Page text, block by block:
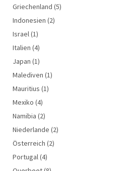
Griechenland (5)
Indonesien (2)
Israel(1)
Italien (4)
Japan (1)
Malediven (1)
Mauritius (1)
Mexiko (4)
Namibia (2)
Niederlande (2)
Österreich (2)
Portugal(4)